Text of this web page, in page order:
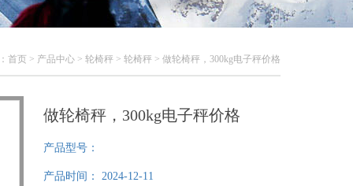
首页 > 产品中心 > 轮椅秤 > 轮椅秤 > 做轮椅秤，300kg电子秤价格
做轮椅秤，300kg电子秤价格
产品型号：
产品时间： 2024-12-11